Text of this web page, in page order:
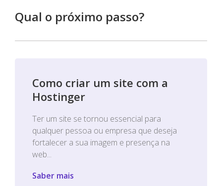
Qual o próximo passo?
Como criar um site com a
Hostinger
Ter um site se tornou essencial para
qualquer pessoa ou empresa que deseja
fortalecer a sua imagem e presença na
web...
Saber mais